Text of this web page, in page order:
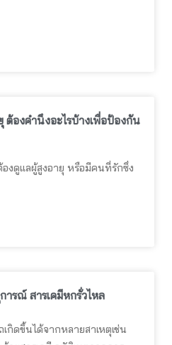
ต้องคำนึงอะไรบ้างเพื่อป้องกัน
ดูแลผู้สูงอายุ หรือมีคนที่รักซึ่ง
การณ์ สารเคมีหกรั่วไหล
กิดขึ้นได้จากหลายสาเหตุเช่น